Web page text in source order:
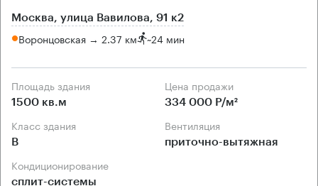
Москва, улица Вавилова, 91 к2
Воронцовская → 2.37 км ~24 мин
Площадь здания
1500 кв.м
Цена продажи
334 000 Р/м²
Класс здания
B
Вентиляция
приточно-вытяжная
Кондиционирование
сплит-системы